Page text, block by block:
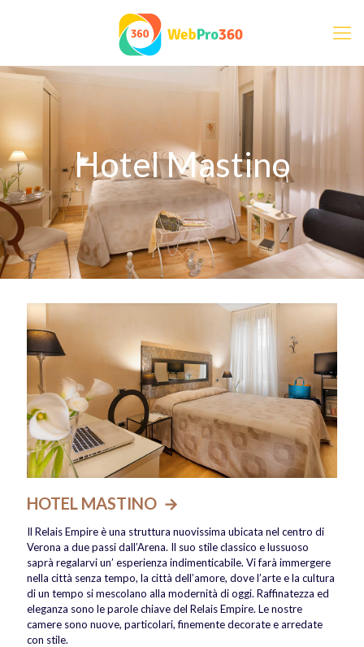
Hotel Mastino
HOTEL MASTINO →
Il Relais Empire è una struttura nuovissima ubicata nel centro di
Verona a due passi dall’Arena. Il suo stile classico e lussuoso
saprà regalarvi un’ esperienza indimenticabile. Vi farà immergere
nella città senza tempo, la città dell’amore, dove l’arte e la cultura
di un tempo si mescolano alla modernità di oggi. Raffinatezza ed
eleganza sono le parole chiave del Relais Empire. Le nostre
camere sono nuove, particolari, finemente decorate e arredate
con stile.